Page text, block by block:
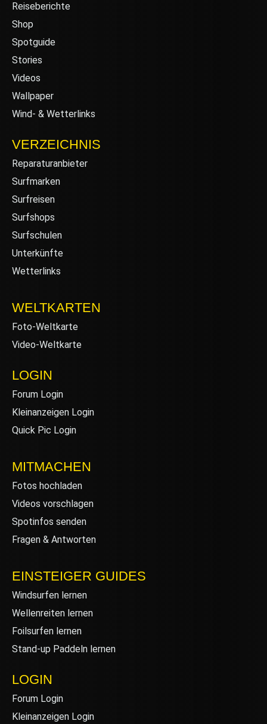
Reiseberichte
Shop
Spotguide
Stories
Videos
Wallpaper
Wind- & Wetterlinks
VERZEICHNIS
Reparaturanbieter
Surfmarken
Surfreisen
Surfshops
Surfschulen
Unterkünfte
Wetterlinks
WELTKARTEN
Foto-Weltkarte
Video-Weltkarte
LOGIN
Forum Login
Kleinanzeigen Login
Quick Pic Login
MITMACHEN
Fotos hochladen
Videos vorschlagen
Spotinfos senden
Fragen & Antworten
EINSTEIGER GUIDES
Windsurfen lernen
Wellenreiten lernen
Foilsurfen lernen
Stand-up Paddeln lernen
LOGIN
Forum Login
Kleinanzeigen Login